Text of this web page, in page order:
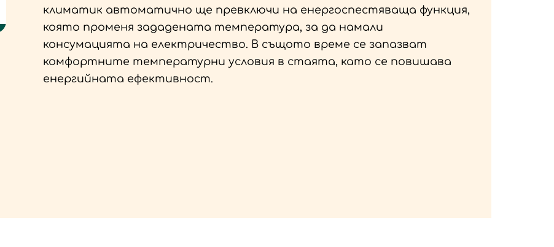
климатик автоматично ще превключи на енергоспестяваща функция,
която променя зададената температура, за да намали
консумацията на електричество. В същото време се запазват
комфортните температурни условия в стаята, като се повишава
енергийната ефективност.